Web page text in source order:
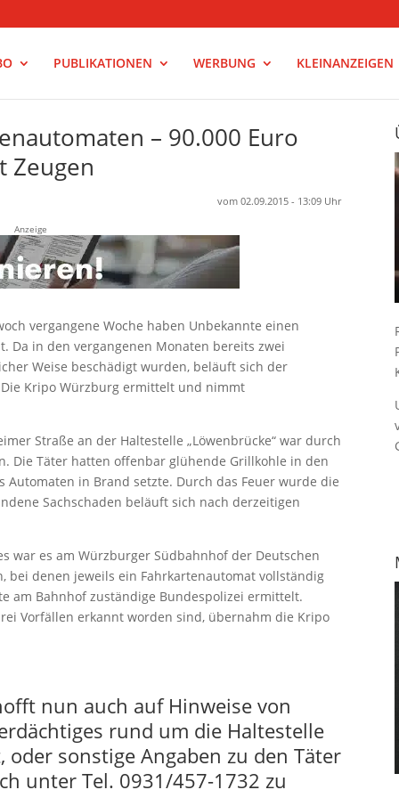
PUBLIKATIONEN WERBUNG KLEINANZEIGEN
– 90.000 Euro
Zeugen
vom 02.09.2015 - 13:09 Uhr
Anzeige
vergangene Woche haben Unbekannte einen
Da in den vergangenen Monaten bereits zwei
Weise beschädigt wurden, beläuft sich der
Kripo Würzburg ermittelt und nimmt
Straße an der Haltestelle „Löwenbrücke“ war durch
Die Täter hatten offenbar glühende Grillkohle in den
Automaten in Brand setzte. Durch das Feuer wurde die
Sachschaden beläuft sich nach derzeitigen
war es am Würzburger Südbahnhof der Deutschen
bei denen jeweils ein Fahrkartenautomat vollständig
am Bahnhof zuständige Bundespolizei ermittelt.
Vorfällen erkannt worden sind, übernahm die Kripo
nun auch auf Hinweise von
rund um die Haltestelle
oder sonstige Angaben zu den Täter
unter Tel. 0931/457-1732 zu